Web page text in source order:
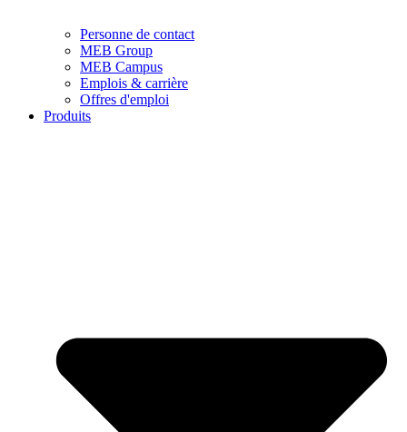
Personne de contact
MEB Group
MEB Campus
Emplois & carrière
Offres d'emploi
Produits